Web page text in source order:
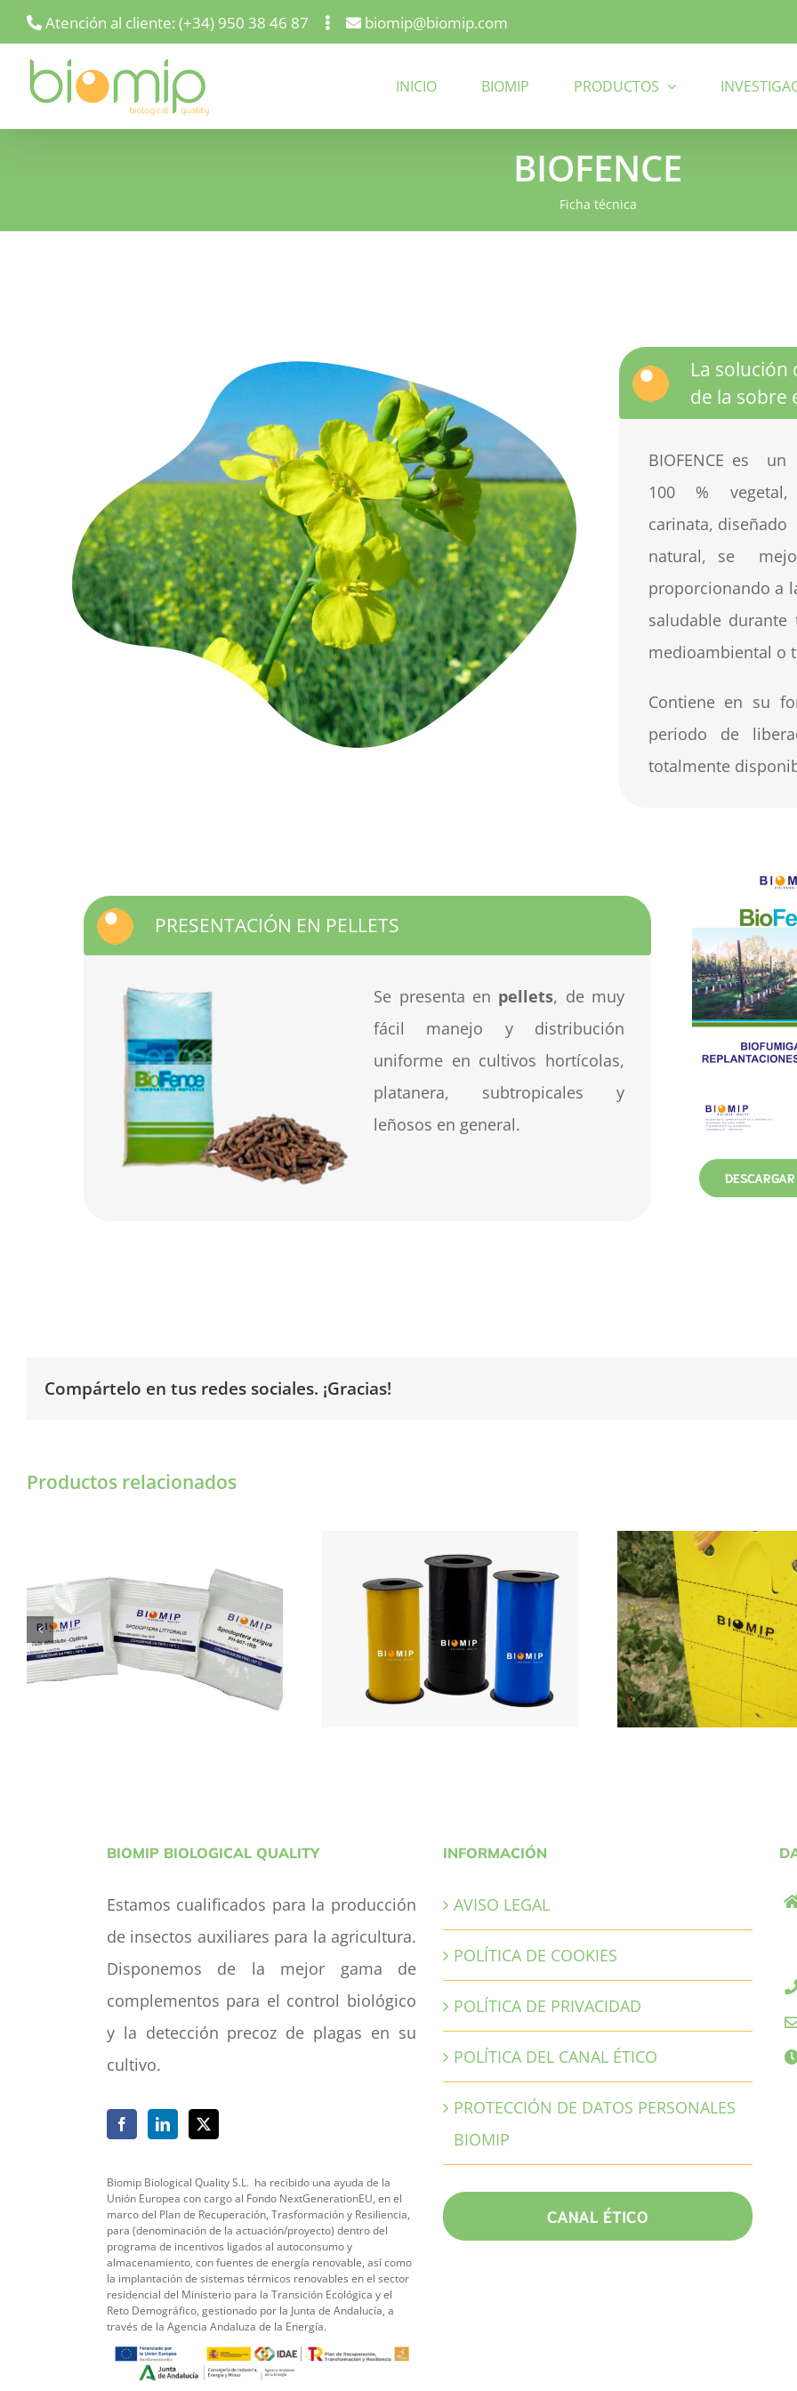
Saltar
al
contenido
Atención al cliente: (+34) 950 38 46 87 biomip@biomip.com
INICIO BIOMIP PRODUCTOS
BIOFENCE
Ficha técnica
La
de la sobre
BIOFENCE es un
100 % vegetal,
carinata, diseñado
natural, se mejo
proporcionando a l
saludable durante
medioambiental o t
Contiene en su fo
periodo de libera
totalmente disponi
PRESENTACIÓN EN PELLETS
Se presenta en pellets, de muy
fácil manejo y distribución
uniforme en cultivos hortícolas,
platanera, subtropicales y
leñosos en general.
Compártelo en tus redes sociales. ¡Gracias!
Productos relacionados
FEROMONAS ROLLER BIOMIP STICKY BIOMIP
BIOMIP BIOLOGICAL QUALITY
Estamos cualificados para la producción
de insectos auxiliares para la agricultura.
Disponemos de la mejor gama de
complementos para el control biológico
y la detección precoz de plagas en su
cultivo.
Biomip Biological Quality S.L. ha recibido una ayuda de la
Unión Europea con cargo al Fondo NextGenerationEU, en el
marco del Plan de Recuperación, Trasformación y Resiliencia,
para (denominación de la actuación/proyecto) dentro del
programa de incentivos ligados al autoconsumo y
almacenamiento, con fuentes de energía renovable, así como
la implantación de sistemas térmicos renovables en el sector
residencial del Ministerio para la Transición Ecológica y el
Reto Demográfico, gestionado por la Junta de Andalucía, a
través de la Agencia Andaluza de la Energía.
INFORMACIÓN
AVISO LEGAL
POLÍTICA DE COOKIES
POLÍTICA DE PRIVACIDAD
POLÍTICA DEL CANAL ÉTICO
PROTECCIÓN DE DATOS PERSONALES
BIOMIP
CANAL ÉTICO